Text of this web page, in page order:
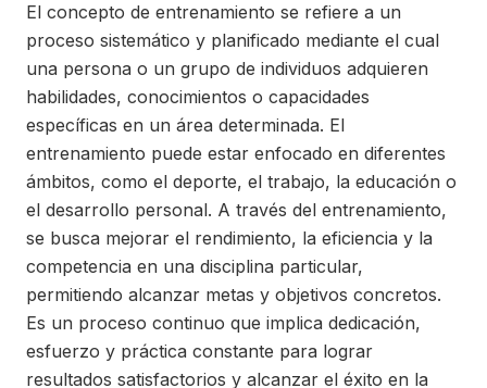
El concepto de entrenamiento se refiere a un
proceso sistemático y planificado mediante el cual
una persona o un grupo de individuos adquieren
habilidades, conocimientos o capacidades
específicas en un área determinada. El
entrenamiento puede estar enfocado en diferentes
ámbitos, como el deporte, el trabajo, la educación o
el desarrollo personal. A través del entrenamiento,
se busca mejorar el rendimiento, la eficiencia y la
competencia en una disciplina particular,
permitiendo alcanzar metas y objetivos concretos.
Es un proceso continuo que implica dedicación,
esfuerzo y práctica constante para lograr
resultados satisfactorios y alcanzar el éxito en la